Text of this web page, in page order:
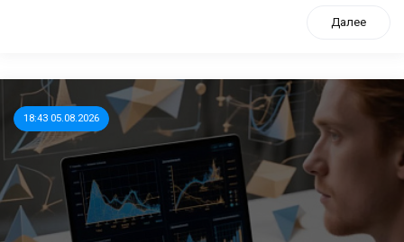
Далее
18:43 05.08.2026